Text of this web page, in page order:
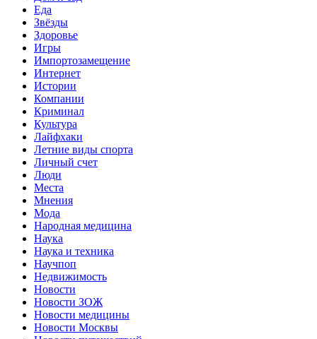
Еда
Звёзды
Здоровье
Игры
Импортозамещение
Интернет
Истории
Компании
Криминал
Культура
Лайфхаки
Летние виды спорта
Личный счет
Люди
Места
Мнения
Мода
Народная медицина
Наука
Наука и техника
Научпоп
Недвижимость
Новости
Новости ЗОЖ
Новости медицины
Новости Москвы